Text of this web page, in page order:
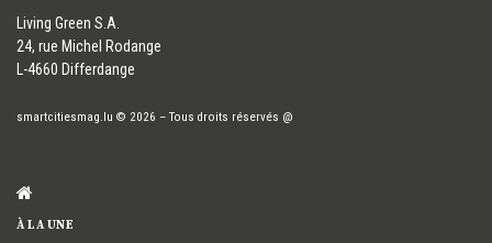
​Living Green S.A.
24, rue Michel Rodange
L-4660 Differdange
smartcitiesmag.lu © 2026 – Tous droits réservés @
À LA UNE